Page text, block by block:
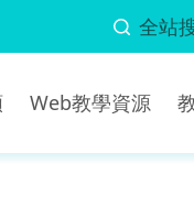
全站
Web教學資源